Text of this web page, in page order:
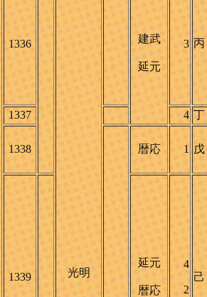
1336
光明
建武
延元
3 丙
1337 4 丁
1338 暦応 1 戊
1339
延元
暦応
4
2
己